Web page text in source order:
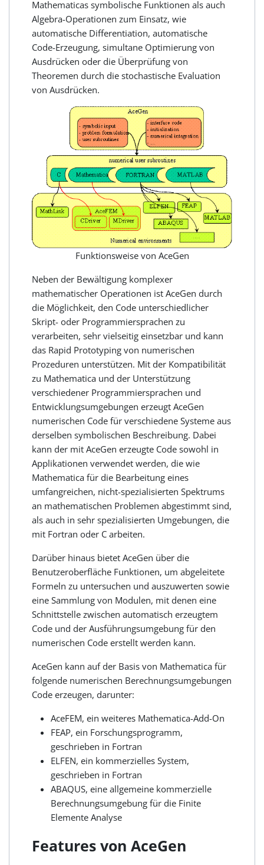
Mathematicas symbolische Funktionen als auch
Algebra-Operationen zum Einsatz, wie
automatische Differentiation, automatische
Code-Erzeugung, simultane Optimierung von
Ausdrücken oder die Überprüfung von
Theoremen durch die stochastische Evaluation
von Ausdrücken.
Funktionsweise von AceGen
Neben der Bewältigung komplexer
mathematischer Operationen ist AceGen durch
die Möglichkeit, den Code unterschiedlicher
Skript- oder Programmiersprachen zu
verarbeiten, sehr vielseitig einsetzbar und kann
das Rapid Prototyping von numerischen
Prozeduren unterstützen. Mit der Kompatibilität
zu Mathematica und der Unterstützung
verschiedener Programmiersprachen und
Entwicklungsumgebungen erzeugt AceGen
numerischen Code für verschiedene Systeme aus
derselben symbolischen Beschreibung. Dabei
kann der mit AceGen erzeugte Code sowohl in
Applikationen verwendet werden, die wie
Mathematica für die Bearbeitung eines
umfangreichen, nicht-spezialisierten Spektrums
an mathematischen Problemen abgestimmt sind,
als auch in sehr spezialisierten Umgebungen, die
mit Fortran oder C arbeiten.
Darüber hinaus bietet AceGen über die
Benutzeroberfläche Funktionen, um abgeleitete
Formeln zu untersuchen und auszuwerten sowie
eine Sammlung von Modulen, mit denen eine
Schnittstelle zwischen automatisch erzeugtem
Code und der Ausführungsumgebung für den
numerischen Code erstellt werden kann.
AceGen kann auf der Basis von Mathematica für
folgende numerischen Berechnungsumgebungen
Code erzeugen, darunter:
AceFEM, ein weiteres Mathematica-Add-On
FEAP, ein Forschungsprogramm,
geschrieben in Fortran
ELFEN, ein kommerzielles System,
geschrieben in Fortran
ABAQUS, eine allgemeine kommerzielle
Berechnungsumgebung für die Finite
Elemente Analyse
Features von AceGen